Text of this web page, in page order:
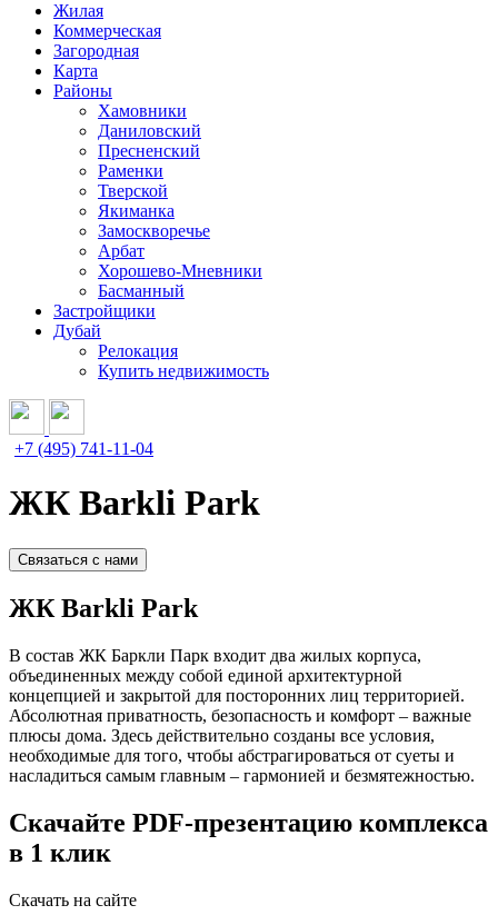
Жилая
Коммерческая
Загородная
Карта
Районы
Хамовники
Даниловский
Пресненский
Раменки
Тверской
Якиманка
Замоскворечье
Арбат
Хорошево-Мневники
Басманный
Застройщики
Дубай
Релокация
Купить недвижимость
+7 (495) 741-11-04
ЖК Barkli Park
Связаться с нами
ЖК Barkli Park
В состав ЖК Баркли Парк входит два жилых корпуса,
объединенных между собой единой архитектурной
концепцией и закрытой для посторонних лиц территорией.
Абсолютная приватность, безопасность и комфорт – важные
плюсы дома. Здесь действительно созданы все условия,
необходимые для того, чтобы абстрагироваться от суеты и
насладиться самым главным – гармонией и безмятежностью.
Скачайте PDF-презентацию комплекса
в 1 клик
Скачать на сайте